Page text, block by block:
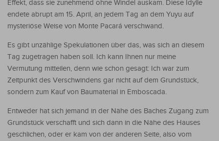
Effekt, dass sie zunehmend ohne Windel auskam. Diese Idylle
endete abrupt am 15. April, an jedem Tag an dem Yuyu auf
mysteriöse Weise von Monte Pacará verschwand.
Es gibt unzählige Spekulationen über das, was sich an diesem
Tag zugetragen haben soll. Ich kann Ihnen nur meine
Vermutung mitteilen, denn wie schon gesagt: Ich war zum
Zeitpunkt des Verschwindens gar nicht auf dem Grundstück,
sondern zum Kauf von Baumaterial in Emboscada.
Entweder hat sich jemand in der Nähe des Baches Zugang zum
Grundstück verschafft und sich dann in die Nähe des Hauses
geschlichen, oder er kam von der anderen Seite, also vom